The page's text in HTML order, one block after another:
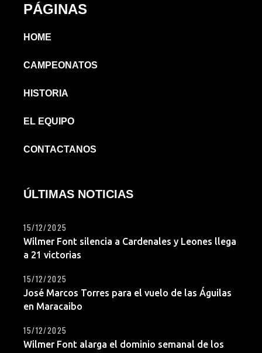
PÁGINAS
HOME
CAMPEONATOS
HISTORIA
EL EQUIPO
CONTACTANOS
ÚLTIMAS NOTICIAS
Wilmer Font silencia a Cardenales y Leones llega
a 21 victorias
15/12/2025
José Marcos Torres para el vuelo de las Águilas
en Maracaibo
15/12/2025
Wilmer Font alarga el dominio semanal de los
15/12/2025